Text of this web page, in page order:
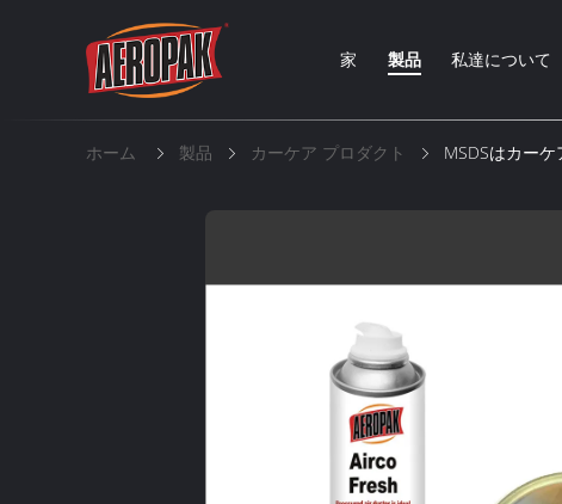
家 製品 私達について
ホーム 製品 カーケア プロダクト MSDSはカー